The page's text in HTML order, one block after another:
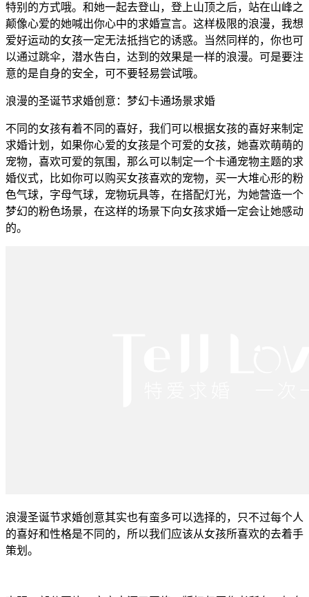
特别的方式哦。和她一起去登山，登上山顶之后，站在山峰之
颠像心爱的她喊出你心中的求婚宣言。这样极限的浪漫，我想
爱好运动的女孩一定无法抵挡它的诱惑。当然同样的，你也可
以通过跳伞，潜水告白，达到的效果是一样的浪漫。可是要注
意的是自身的安全，可不要轻易尝试哦。
浪漫的圣诞节求婚创意：梦幻卡通场景求婚
不同的女孩有着不同的喜好，我们可以根据女孩的喜好来制定
求婚计划，如果你心爱的女孩是个可爱的女孩，她喜欢萌萌的
宠物，喜欢可爱的氛围，那么可以制定一个卡通宠物主题的求
婚仪式，比如你可以购买女孩喜欢的宠物，买一大堆心形的粉
色气球，字母气球，宠物玩具等，在搭配灯光，为她营造一个
梦幻的粉色场景，在这样的场景下向女孩求婚一定会让她感动
的。
浪漫圣诞节求婚创意其实也有蛮多可以选择的，只不过每个人
的喜好和性格是不同的，所以我们应该从女孩所喜欢的去着手
策划。